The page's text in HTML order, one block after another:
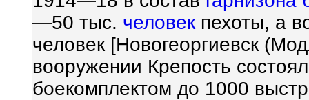
—50 тыс. человек пехоты, а
человек [Новогеоргиевск
вооружении Крепость
боекомплектом до 1000